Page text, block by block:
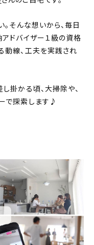
。そんな想いから、毎日
ドバイザー１級の資格
動線、工夫を実践され
掛かる頃、大掃除や、
で探索します♪